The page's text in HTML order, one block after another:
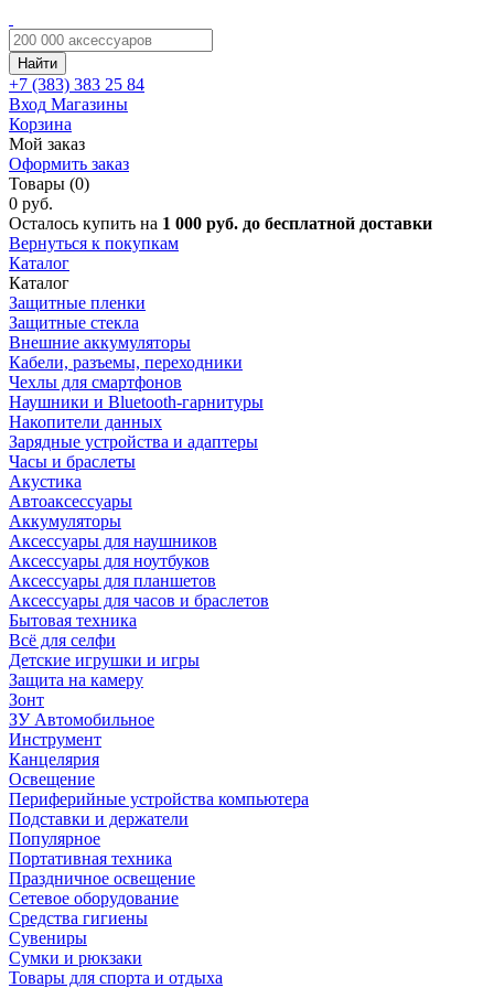
Найти
+7 (383) 383 25 84
Вход Магазины
Корзина
Мой заказ
Оформить заказ
Товары (0)
0 руб.
Осталось купить на 1 000 руб. до бесплатной доставки
Вернуться к покупкам
Каталог
Каталог
Защитные пленки
Защитные стекла
Внешние аккумуляторы
Кабели, разъемы, переходники
Чехлы для смартфонов
Наушники и Bluetooth-гарнитуры
Накопители данных
Зарядные устройства и адаптеры
Часы и браслеты
Акустика
Автоаксессуары
Аккумуляторы
Аксессуары для наушников
Аксессуары для ноутбуков
Аксессуары для планшетов
Аксессуары для часов и браслетов
Бытовая техника
Всё для селфи
Детские игрушки и игры
Защита на камеру
Зонт
ЗУ Автомобильное
Инструмент
Канцелярия
Освещение
Периферийные устройства компьютера
Подставки и держатели
Популярное
Портативная техника
Праздничное освещение
Сетевое оборудование
Средства гигиены
Сувениры
Сумки и рюкзаки
Товары для спорта и отдыха